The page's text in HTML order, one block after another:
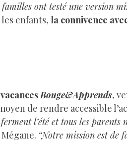
familles ont testé une version
enfants, la connivence
Bouge&Apprends,
de rendre accessible
l’été et tous les parents
“Notre mission est de